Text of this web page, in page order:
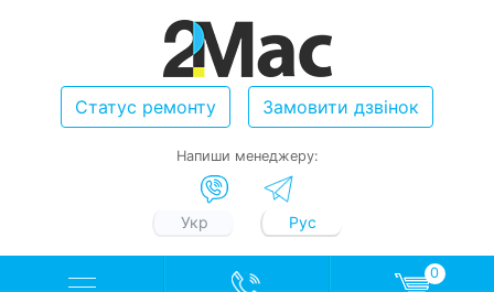
Статус ремонту Замовити дзвінок
Напиши менеджеру:
Укр Рус
0